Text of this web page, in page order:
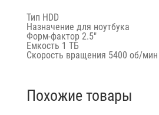
Тип HDD
Назначение для ноутбука
Форм-фактор 2.5″
Емкость 1 ТБ
Скорость вращения 5400 об/мин
Похожие товары